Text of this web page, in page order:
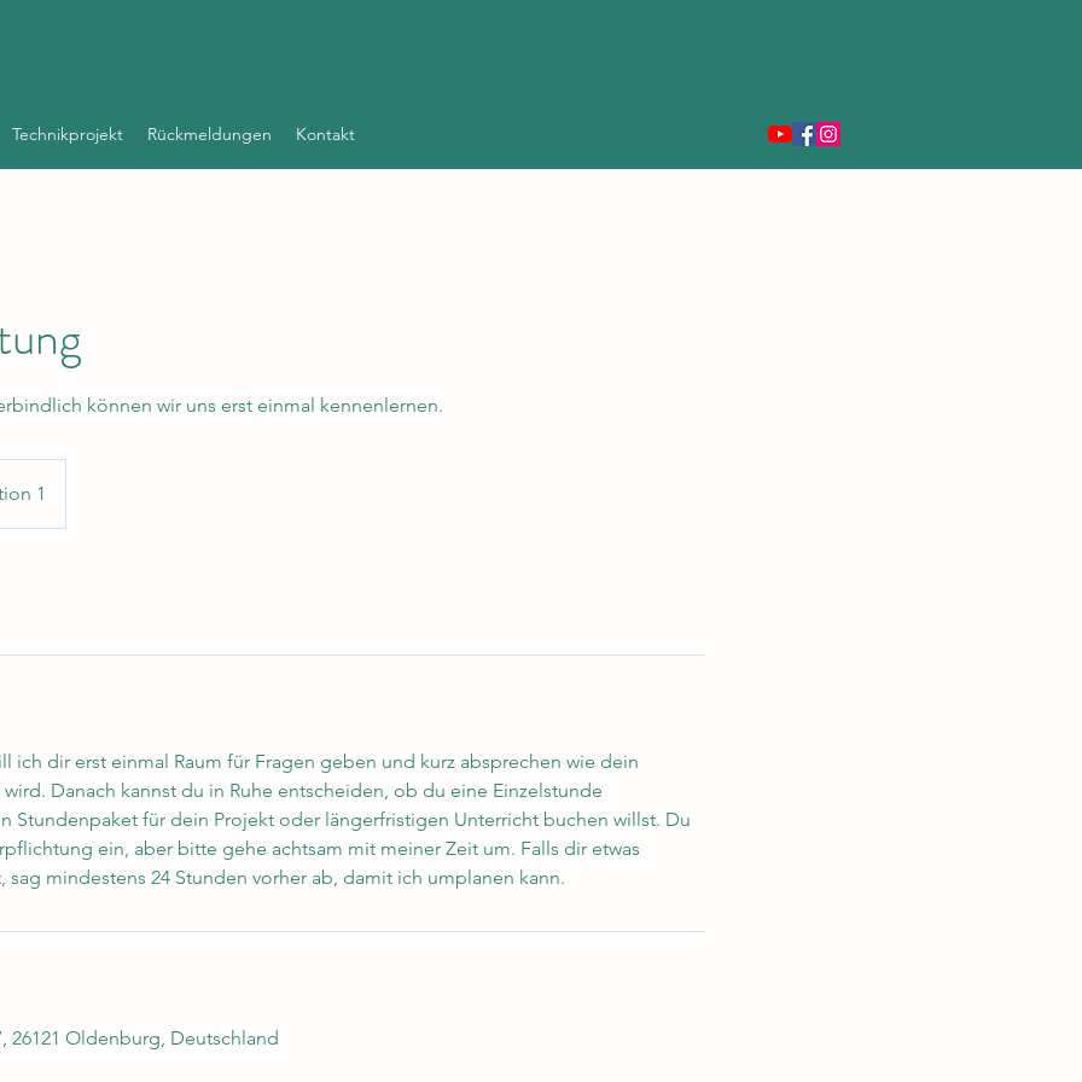
Technikprojekt Rückmeldungen Kontakt
können wir uns erst einmal kennenlernen.
1
ich dir erst einmal Raum für Fragen geben und kurz absprechen wie dein
Danach kannst du in Ruhe entscheiden, ob du eine Einzelstunde
Stundenpaket für dein Projekt oder längerfristigen Unterricht buchen willst. Du
ein, aber bitte gehe achtsam mit meiner Zeit um. Falls dir etwas
sag mindestens 24 Stunden vorher ab, damit ich umplanen kann.
26121 Oldenburg, Deutschland